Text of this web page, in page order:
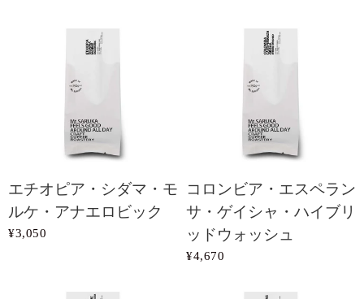
エチオピア・シダマ・モ
ルケ・アナエロビック
¥3,050
コロンビア・エスペラン
サ・ゲイシャ・ハイブリ
ッドウォッシュ
¥4,670